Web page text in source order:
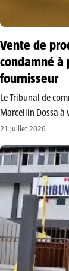
Vente de
condamné à
fournisseur
Le Tribunal de
Marcellin Dossa à
solde impayé
21 juillet 2026